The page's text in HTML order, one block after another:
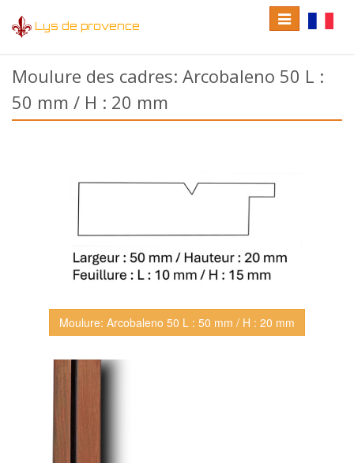
Lys de provence
language
Toggle
navigation
Moulure des cadres: Arcobaleno 50 L :
50 mm / H : 20 mm
Moulure: Arcobaleno 50 L : 50 mm / H : 20 mm